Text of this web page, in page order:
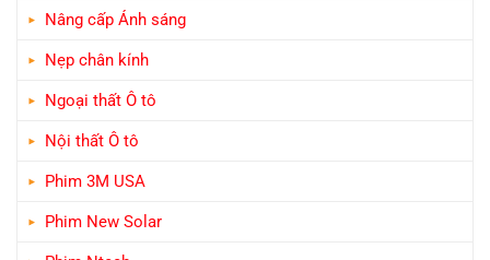
Nâng cấp Ánh sáng
Nẹp chân kính
Ngoại thất Ô tô
Nội thất Ô tô
Phim 3M USA
Phim New Solar